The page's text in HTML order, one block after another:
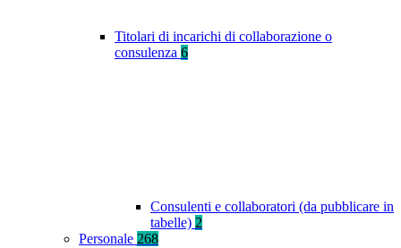
Titolari di incarichi di collaborazione o
consulenza 6
Consulenti e collaboratori (da pubblicare in
tabelle) 2
Personale 268